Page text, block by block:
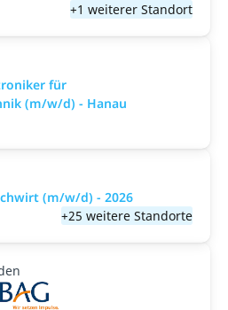
+1 weiterer Standort
für
(m/w/d) - Hanau
(m/w/d) - 2026
+25 weitere Standorte